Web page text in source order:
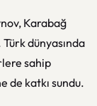
Karabağ
dünyasında
sahip
de katkı sundu.